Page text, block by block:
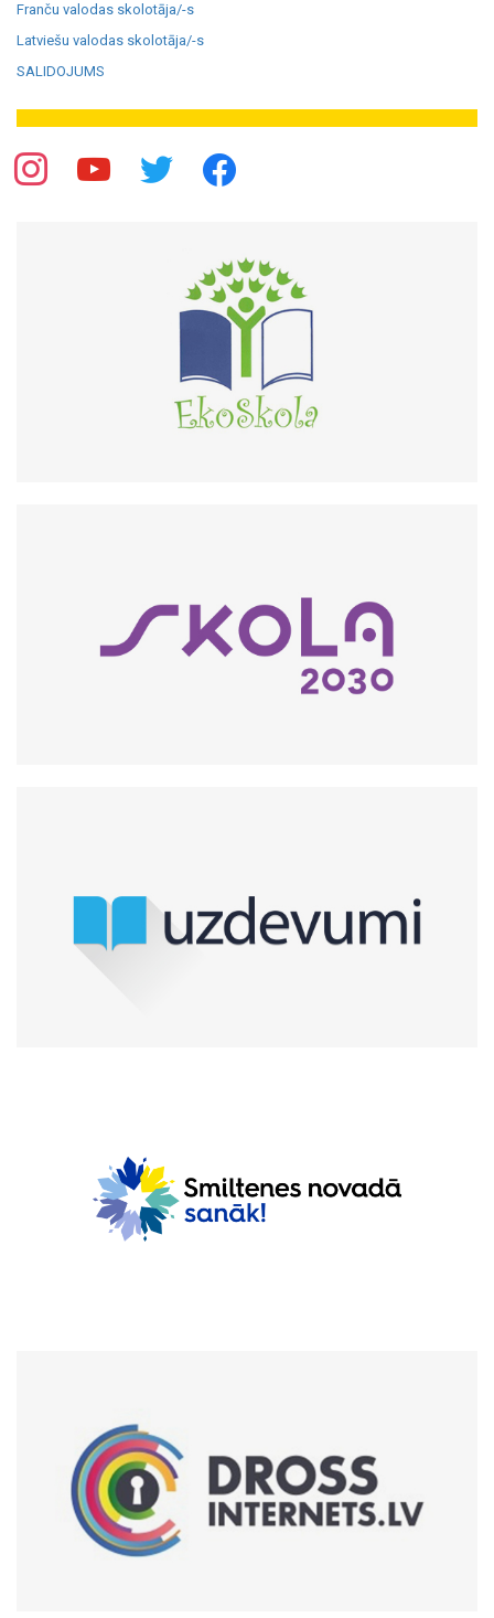
Franču valodas skolotāja/-s
Latviešu valodas skolotāja/-s
SALIDOJUMS